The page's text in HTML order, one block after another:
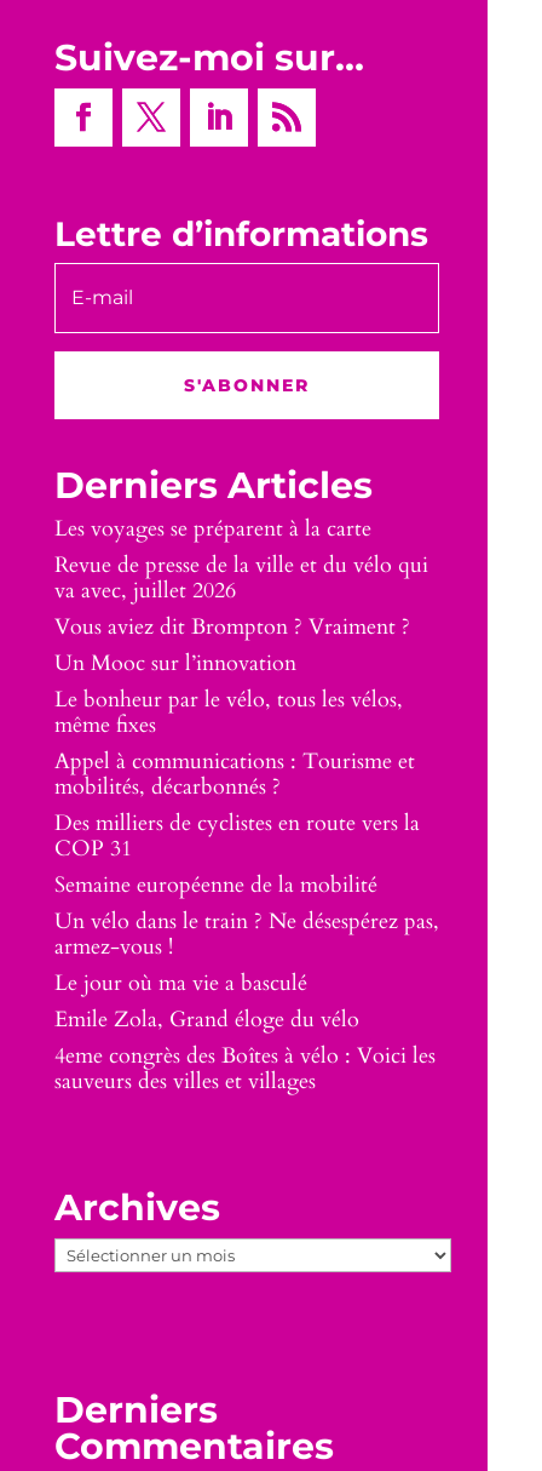
Suivez-moi sur…
Lettre d’informations
S'ABONNER
Derniers Articles
Les voyages se préparent à la carte
Revue de presse de la ville et du vélo qui
va avec, juillet 2026
Vous aviez dit Brompton ? Vraiment ?
Un Mooc sur l’innovation
Le bonheur par le vélo, tous les vélos,
même fixes
Appel à communications : Tourisme et
mobilités, décarbonnés ?
Des milliers de cyclistes en route vers la
COP 31
Semaine européenne de la mobilité
Un vélo dans le train ? Ne désespérez pas,
armez-vous !
Le jour où ma vie a basculé
Emile Zola, Grand éloge du vélo
4eme congrès des Boîtes à vélo : Voici les
sauveurs des villes et villages
Archives
Archives
Derniers
Commentaires